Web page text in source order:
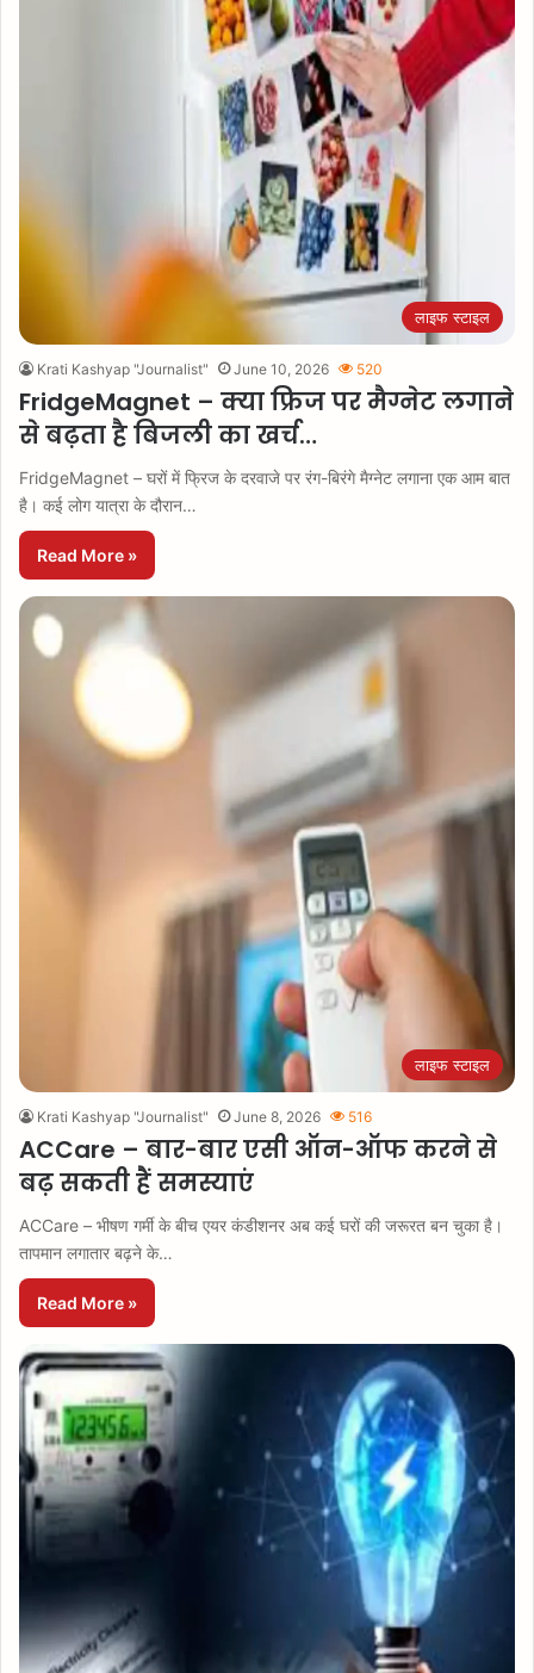
लाइफ स्टाइल
Krati Kashyap "Journalist" June 10, 2026 520
FridgeMagnet – क्या फ्रिज पर मैग्नेट लगाने
से बढ़ता है बिजली का खर्च…
FridgeMagnet – घरों में फ्रिज के दरवाजे पर रंग-बिरंगे मैग्नेट लगाना एक आम बात
है। कई लोग यात्रा के दौरान…
Read More »
लाइफ स्टाइल
Krati Kashyap "Journalist" June 8, 2026 516
ACCare – बार-बार एसी ऑन-ऑफ करने से
बढ़ सकती हैं समस्याएं
ACCare – भीषण गर्मी के बीच एयर कंडीशनर अब कई घरों की जरूरत बन चुका है।
तापमान लगातार बढ़ने के…
Read More »